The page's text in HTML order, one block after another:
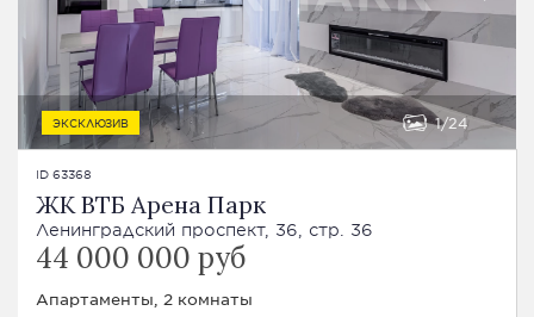
ЭКСКЛЮЗИВ 1 24
ID 63368
ЖК ВТБ Арена Парк
Ленинградский проспект, 36, стр. 36
44 000 000 руб
Апартаменты, 2 комнаты